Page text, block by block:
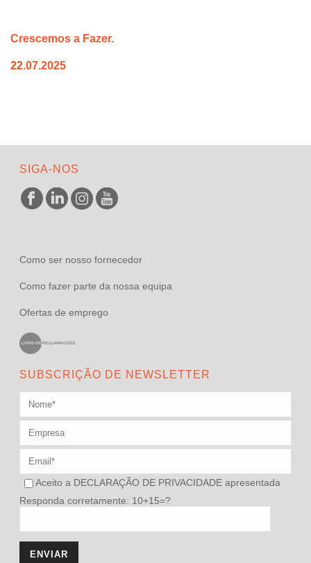
Crescemos a Fazer.
22.07.2025
SIGA-NOS
Como ser nosso fornecedor
Como fazer parte da nossa equipa
Ofertas de emprego
SUBSCRIÇÃO DE NEWSLETTER
Aceito a DECLARAÇÃO DE PRIVACIDADE apresentada
Responda corretamente: 10+15=?